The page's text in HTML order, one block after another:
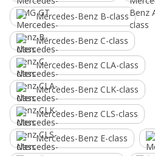
Mercedes-Benz B-class
Mercedes-Benz C-class
Mercedes-Benz CLA-class
Mercedes-Benz CLK-class
Mercedes-Benz CLS-class
Mercedes-Benz E-class